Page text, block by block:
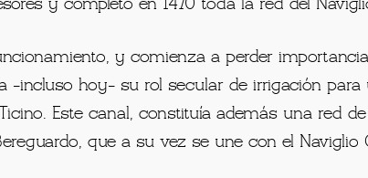
Venecia. Los trabajos para terminar este
iniciaron arreglos para volverlo navegable. Fue
y completó en 1470 toda la red del